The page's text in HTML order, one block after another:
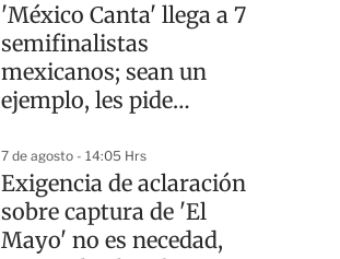
'México Canta' llega a 7
semifinalistas
mexicanos; sean un
ejemplo, les pide
7 de agosto - 14:05 Hrs
Exigencia de aclaración
sobre captura de 'El
Mayo' no es necedad,